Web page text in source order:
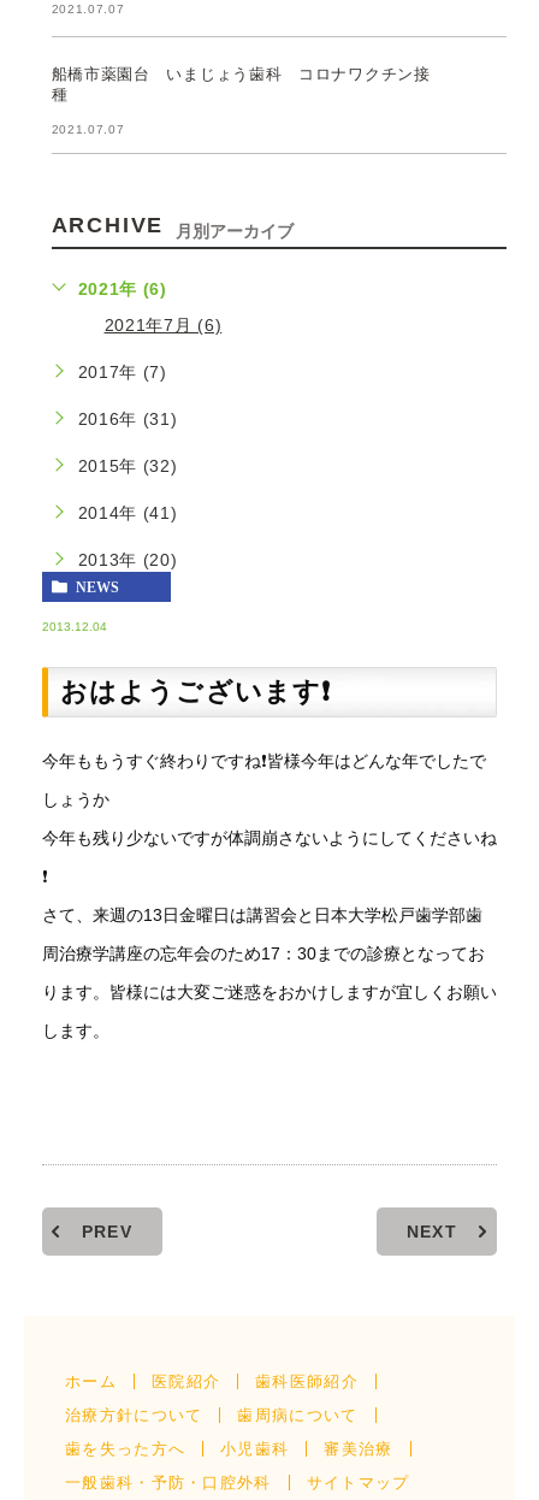
NEWS
2013.12.04
おはようございます❗️
今年ももうすぐ終わりですね❗️皆様今年はどんな年でしたで
しょうか
今年も残り少ないですが体調崩さないようにしてくださいね
❗️
さて、来週の13日金曜日は講習会と日本大学松戸歯学部歯
周治療学講座の忘年会のため17：30までの診療となってお
ります。皆様には大変ご迷惑をおかけしますが宜しくお願い
します。
PREV NEXT
2021.07.07
船橋市薬園台 いまじょう歯科 コロナワクチン接
種
2021.07.07
ARCHIVE 月別アーカイブ
2021年 (6)
2021年7月 (6)
2017年 (7)
2016年 (31)
2015年 (32)
2014年 (41)
2013年 (20)
ホーム 医院紹介
歯科医師紹介
治療方針について
歯周病について
歯を失った方へ
小児歯科
審美治療
一般歯科・予防・口腔外科
サイトマップ